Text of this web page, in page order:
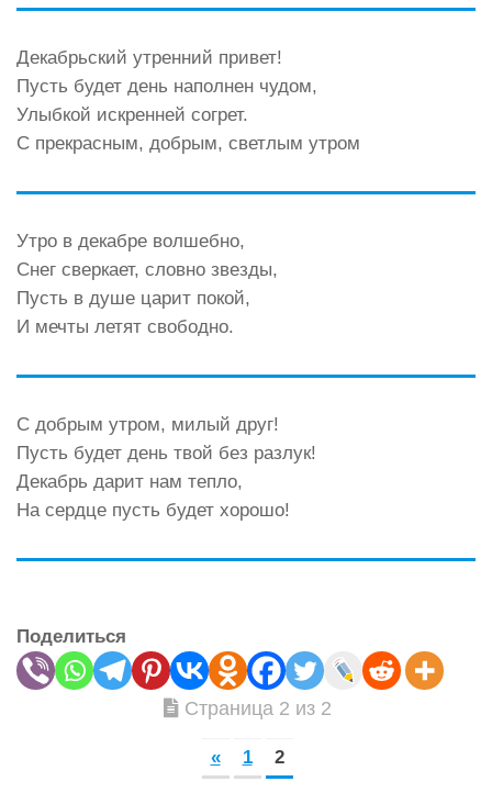
Декабрьский утренний привет!
Пусть будет день наполнен чудом,
Улыбкой искренней согрет.
С прекрасным, добрым, светлым утром
Утро в декабре волшебно,
Снег сверкает, словно звезды,
Пусть в душе царит покой,
И мечты летят свободно.
С добрым утром, милый друг!
Пусть будет день твой без разлук!
Декабрь дарит нам тепло,
На сердце пусть будет хорошо!
Поделиться
Страница 2 из 2
« 1 2